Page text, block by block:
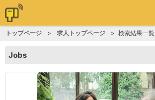
トップページ 求人トップページ 検索結果一覧
Jobs